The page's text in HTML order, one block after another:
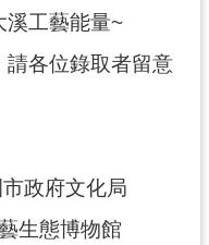
溪工藝能量~
各位錄取者留意
政府文化局
生態博物館